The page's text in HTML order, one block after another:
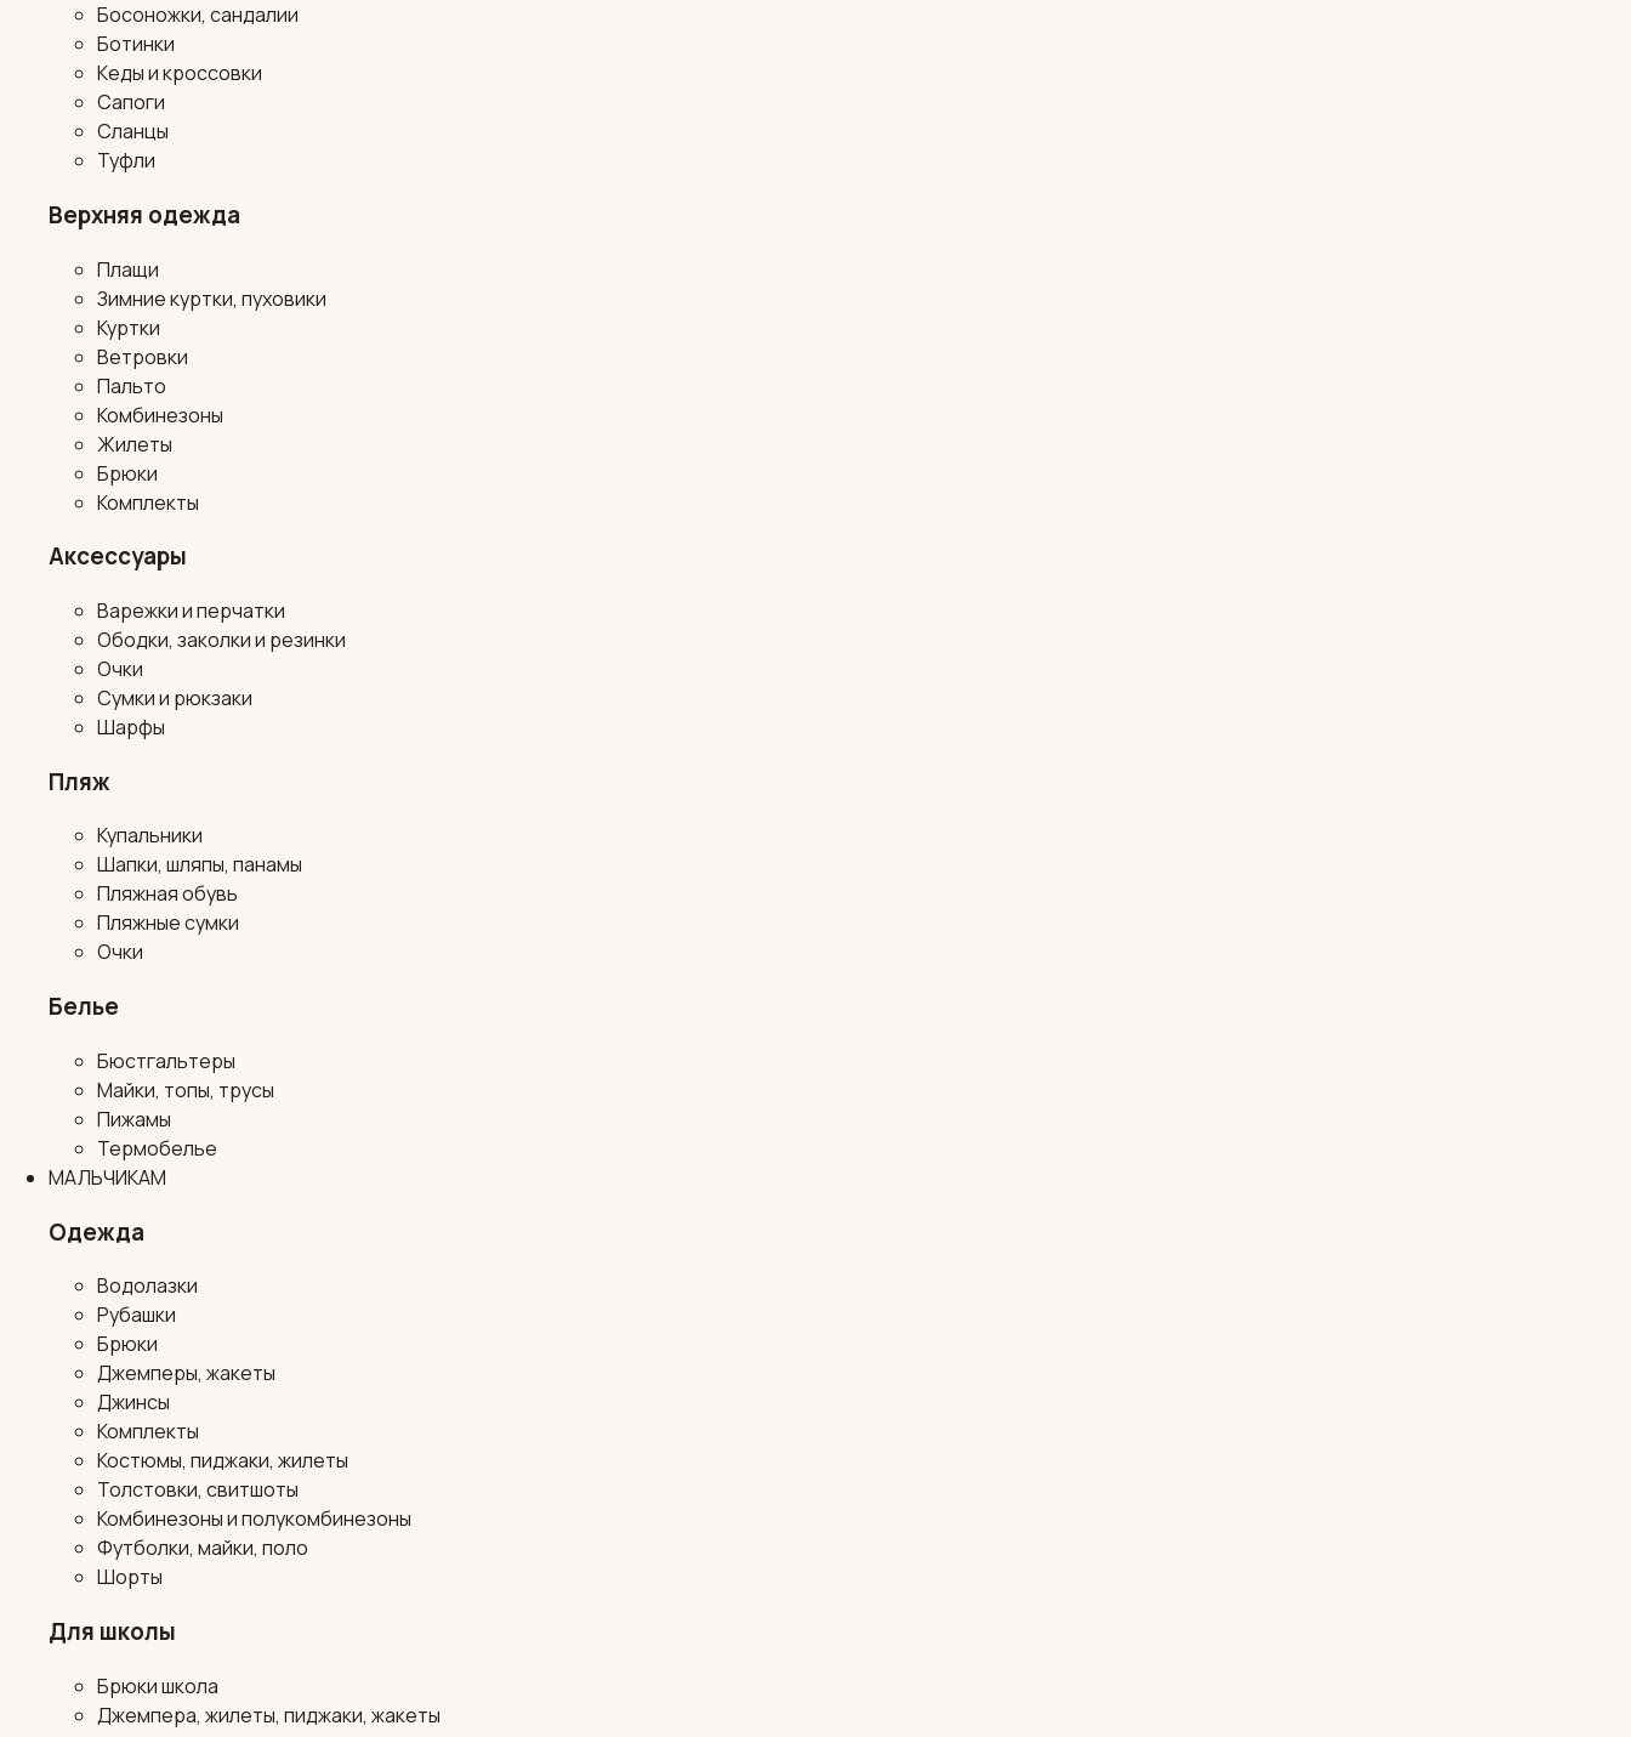
Босоножки, сандалии
Ботинки
Кеды и кроссовки
Сапоги
Сланцы
Туфли
Верхняя одежда
Плащи
Зимние куртки, пуховики
Куртки
Ветровки
Пальто
Комбинезоны
Жилеты
Брюки
Комплекты
Аксессуары
Варежки и перчатки
Ободки, заколки и резинки
Очки
Сумки и рюкзаки
Шарфы
Пляж
Купальники
Шапки, шляпы, панамы
Пляжная обувь
Пляжные сумки
Очки
Белье
Бюстгальтеры
Майки, топы, трусы
Пижамы
Термобелье
МАЛЬЧИКАМ
Одежда
Водолазки
Рубашки
Брюки
Джемперы, жакеты
Джинсы
Комплекты
Костюмы, пиджаки, жилеты
Толстовки, свитшоты
Комбинезоны и полукомбинезоны
Футболки, майки, поло
Шорты
Для школы
Брюки школа
Джемпера, жилеты, пиджаки, жакеты